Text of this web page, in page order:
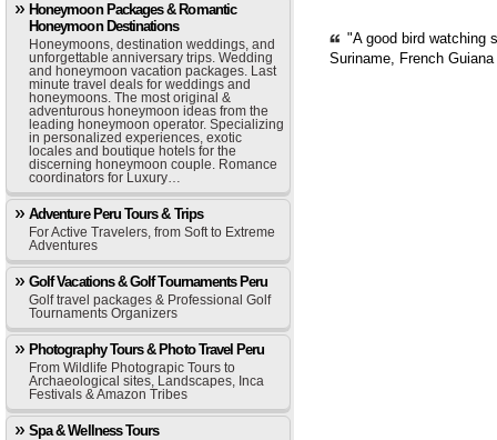
Honeymoon Packages & Romantic
Honeymoon Destinations
Honeymoons, destination weddings, and
unforgettable anniversary trips. Wedding
and honeymoon vacation packages. Last
minute travel deals for weddings and
honeymoons. The most original &
adventurous honeymoon ideas from the
leading honeymoon operator. Specializing
in personalized experiences, exotic
locales and boutique hotels for the
discerning honeymoon couple. Romance
coordinators for Luxury…
Adventure Peru Tours & Trips
For Active Travelers, from Soft to Extreme
Adventures
Golf Vacations & Golf Tournaments Peru
Golf travel packages & Professional Golf
Tournaments Organizers
Photography Tours & Photo Travel Peru
From Wildlife Photograpic Tours to
Archaeological sites, Landscapes, Inca
Festivals & Amazon Tribes
Spa & Wellness Tours
"A good bird watching
Suriname, French